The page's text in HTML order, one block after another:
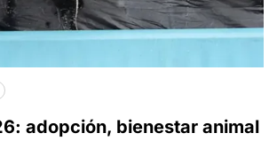
adopción, bienestar animal